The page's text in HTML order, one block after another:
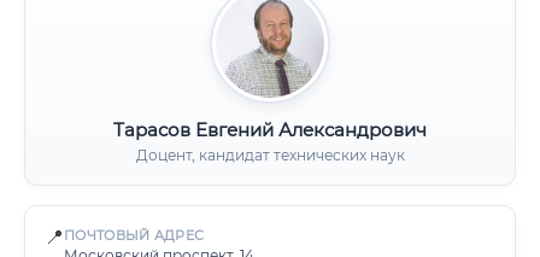
Тарасов Евгений Александрович
Доцент, кандидат технических наук
📍 ПОЧТОВЫЙ АДРЕС